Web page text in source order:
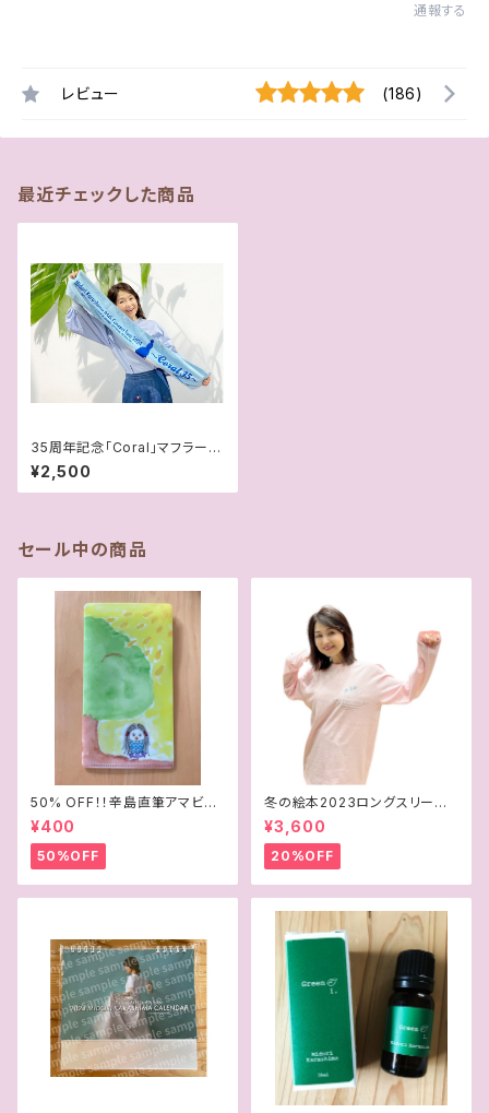
通報する
レビュー (186)
最近チェックした商品
35周年記念「Coral」マフラータ
オル
¥2,500
セール中の商品
50% OFF！！辛島直筆アマビエ
イラスト マスク＆チケットケース
¥400
50%OFF
冬の絵本2023ロングスリーブT
シャツ
¥3,600
20%OFF